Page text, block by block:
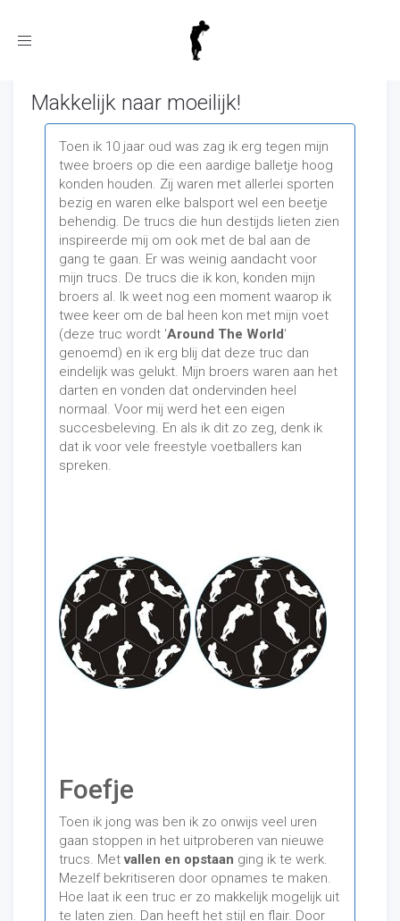
Toggle
Makkelijk naar moeilijk!
Toen ik 10 jaar oud was zag ik erg tegen mijn
twee broers op die een aardige balletje hoog
konden houden. Zij waren met allerlei sporten
bezig en waren elke balsport wel een beetje
behendig. De trucs die hun destijds lieten zien
inspireerde mij om ook met de bal aan de
gang te gaan. Er was weinig aandacht voor
mijn trucs. De trucs die ik kon, konden mijn
broers al. Ik weet nog een moment waarop ik
twee keer om de bal heen kon met mijn voet
(deze truc wordt 'Around The World'
genoemd) en ik erg blij dat deze truc dan
eindelijk was gelukt. Mijn broers waren aan het
darten en vonden dat ondervinden heel
normaal. Voor mij werd het een eigen
succesbeleving. En als ik dit zo zeg, denk ik
dat ik voor vele freestyle voetballers kan
spreken.
Foefje
Toen ik jong was ben ik zo onwijs veel uren
gaan stoppen in het uitproberen van nieuwe
trucs. Metvallen en opstaan ging ik te werk.
Mezelf bekritiseren door opnames te maken.
Hoe laat ik een truc er zo makkelijk mogelijk uit
te laten zien. Dan heeft het stijl en flair. Door